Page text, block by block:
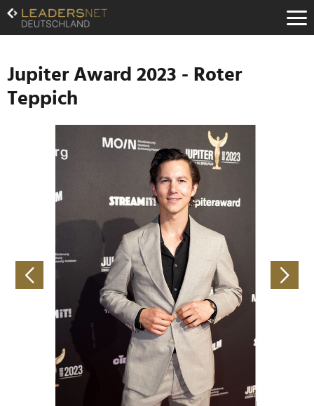
Zum
Inhalt
Zur
Navigation
Zur
Hauptnavigation
Jupiter Award 2023 - Roter
Teppich